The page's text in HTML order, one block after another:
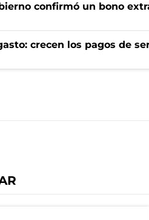
confirmó un bono
crecen los pagos de